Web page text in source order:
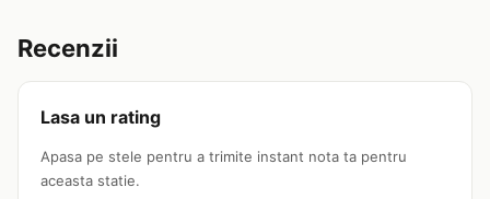
Recenzii
Lasa un rating
Apasa pe stele pentru a trimite instant nota ta pentru
aceasta statie.